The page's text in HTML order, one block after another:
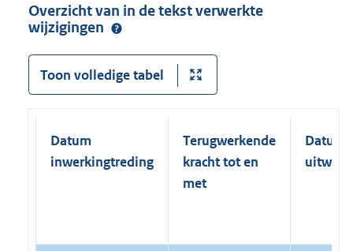
Overzicht van in de tekst verwerkte
wijzigingen
Toon volledige tabel
Datum
inwerkingtreding
Terugwerkende
kracht tot en
met
Datum